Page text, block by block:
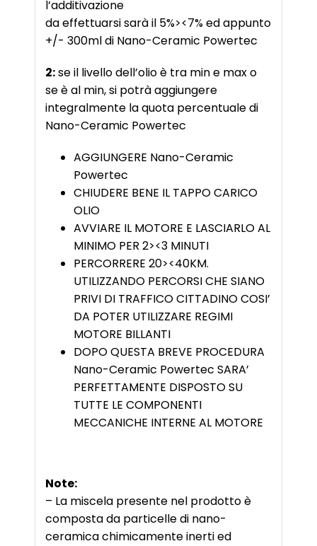
da effettuarsi sarà il 5%><7% ed appunto
+/- 300ml di Nano-Ceramic Powertec
2:se il livello dell’olio è tra min e max o
se è al min, si potrà aggiungere
integralmente la quota percentuale di
Nano-Ceramic Powertec
AGGIUNGERE Nano-Ceramic
Powertec
CHIUDERE BENE IL TAPPO CARICO
OLIO
AVVIARE IL MOTORE E LASCIARLO AL
MINIMO PER 2><3 MINUTI
PERCORRERE 20><40KM.
UTILIZZANDO PERCORSI CHE SIANO
PRIVI DI TRAFFICO CITTADINO COSI’
DA POTER UTILIZZARE REGIMI
MOTORE BILLANTI
DOPO QUESTA BREVE PROCEDURA
Nano-Ceramic Powertec SARA’
PERFETTAMENTE DISPOSTO SU
TUTTE LE COMPONENTI
MECCANICHE INTERNE AL MOTORE
Note:
– La miscela presente nel prodotto è
composta da particelle di nano-
ceramica chimicamente inerti ed